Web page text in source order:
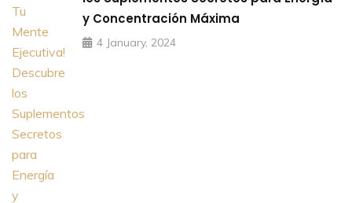
y Concentración Máxima
4 January, 2024